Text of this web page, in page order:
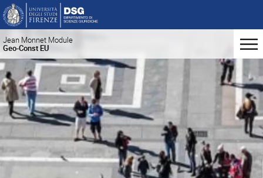
Jean Monnet Module
Geo-Const EU